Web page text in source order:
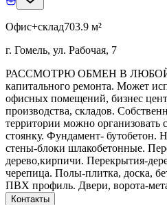
Офис+склад703.9 м²
г. Гомель, ул. Рабочая, 7
РАССМОТРЮ ОБМЕН В ЛЮБОЙ
капитального ремонта. Может
офисных помещений, бизнес
производства, складов.
территории можно организовать
стоянку. Фундамент- бутобетон.
стены-блоки шлакобетонные.
дерево,кирпичи. Перекрытия-
черепица. Полы-плитка, доска,
ПВХ профиль. Двери, ворота-
Контакты